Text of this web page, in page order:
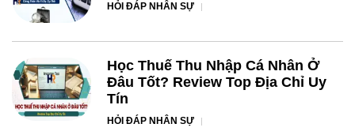
HỎI ĐÁP NHÂN SỰ
Học Thuế Thu Nhập Cá Nhân Ở
Đâu Tốt? Review Top Địa Chỉ Uy
Tín
HỎI ĐÁP NHÂN SỰ